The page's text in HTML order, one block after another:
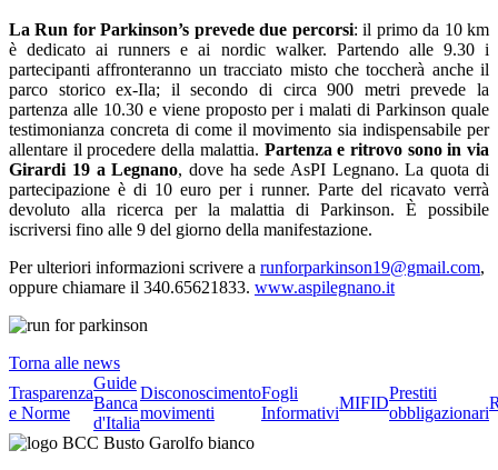
La Run for Parkinson’s prevede due percorsi: il primo da 10 km
è dedicato ai runners e ai nordic walker. Partendo alle 9.30 i
partecipanti affronteranno un tracciato misto che toccherà anche il
parco storico ex-Ila; il secondo di circa 900 metri prevede la
partenza alle 10.30 e viene proposto per i malati di Parkinson quale
testimonianza concreta di come il movimento sia indispensabile per
allentare il procedere della malattia. Partenza e ritrovo sono in via
Girardi 19 a Legnano, dove ha sede AsPI Legnano. La quota di
partecipazione è di 10 euro per i runner. Parte del ricavato verrà
devoluto alla ricerca per la malattia di Parkinson. È possibile
iscriversi fino alle 9 del giorno della manifestazione.
Per ulteriori informazioni scrivere a runforparkinson19@gmail.com,
oppure chiamare il 340.65621833. www.aspilegnano.it
Torna alle news
Trasparenza
e Norme
Guide
Banca
d'Italia
Disconoscimento
movimenti
Fogli
Informativi
MIFID
Prestiti
obbligazionari